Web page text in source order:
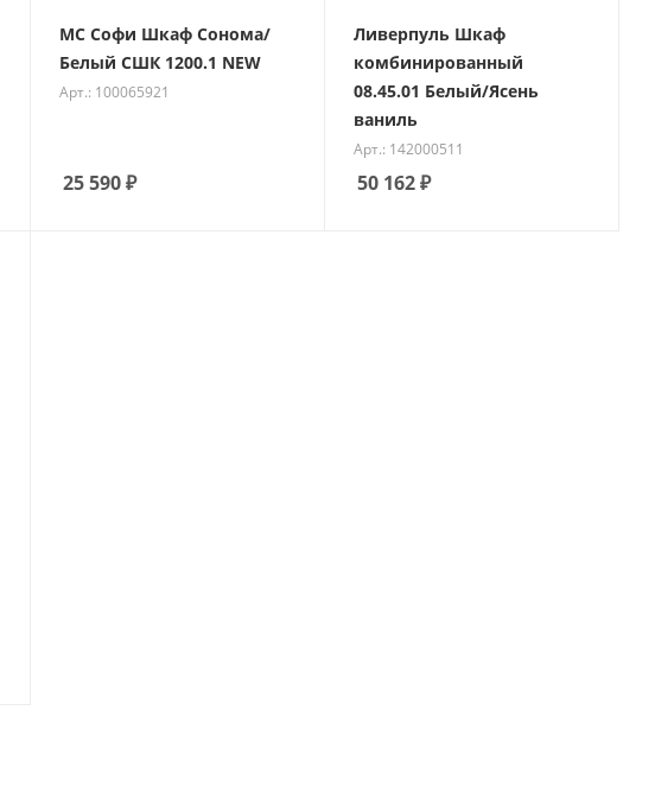
МС Софи Шкаф Сонома/
Белый СШК 1200.1 NEW
Арт.: 100065921
25 590₽
Ливерпуль Шкаф
комбинированный
08.45.01 Белый/Ясень
ваниль
Арт.: 142000511
50 162₽